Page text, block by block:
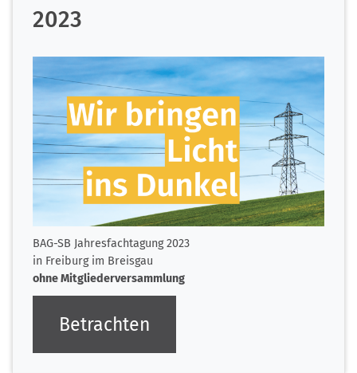
2023
BAG-SB Jahresfachtagung 2023
in Freiburg im Breisgau
ohne Mitgliederversammlung
Betrachten